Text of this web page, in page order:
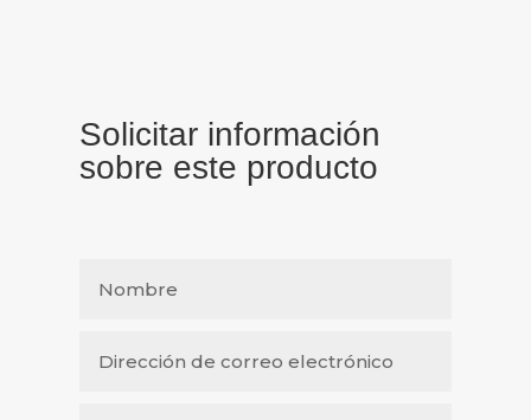
Solicitar información
sobre este producto